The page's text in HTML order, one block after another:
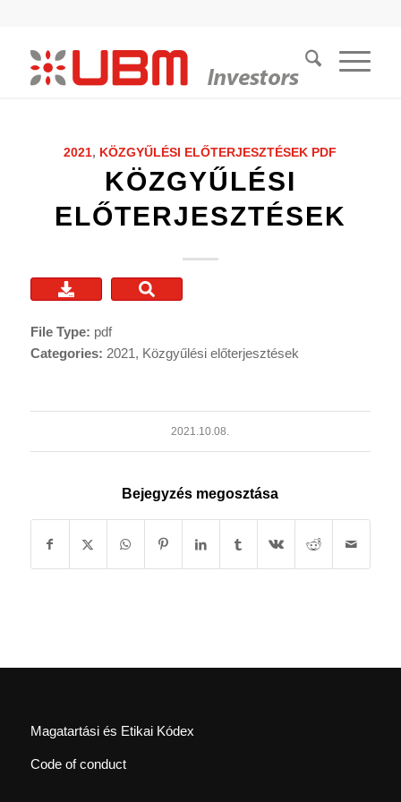
2021, KÖZGYŰLÉSI ELŐTERJESZTÉSEK PDF
KÖZGYŰLÉSI
ELŐTERJESZTÉSEK
File Type: pdf
Categories: 2021, Közgyűlési előterjesztések
2021.10.08.
Bejegyzés megosztása
Magatartási és Etikai Kódex
Code of conduct